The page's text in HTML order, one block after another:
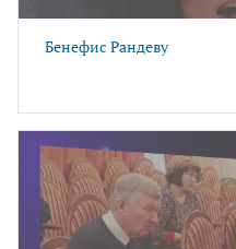
Бенефис Рандеву